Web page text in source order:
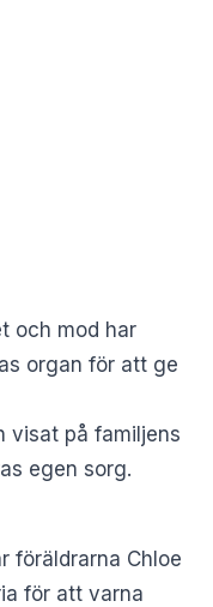
och mod har
organ för att ge
visat på familjens
egen sorg.
föräldrarna Chloe
för att varna